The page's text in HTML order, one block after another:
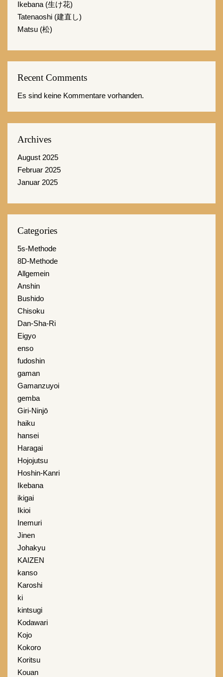
Ikebana (生け花)
Tatenaoshi (建直し)
Matsu (松)
Recent Comments
Es sind keine Kommentare vorhanden.
Archives
August 2025
Februar 2025
Januar 2025
Categories
5s-Methode
8D-Methode
Allgemein
Anshin
Bushido
Chisoku
Dan-Sha-Ri
Eigyo
enso
fudoshin
gaman
Gamanzuyoi
gemba
Giri-Ninjō
haiku
hansei
Haragai
Hojojutsu
Hoshin-Kanri
Ikebana
ikigai
Ikioi
Inemuri
Jinen
Johakyu
KAIZEN
kanso
Karoshi
ki
kintsugi
Kodawari
Kojo
Kokoro
Koritsu
Kouan